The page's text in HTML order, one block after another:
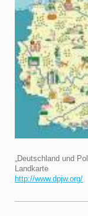
„Deutschland und
Landkarte
http://www.dpjw.org/